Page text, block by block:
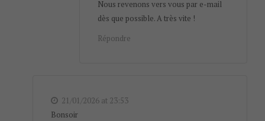
Nous revenons vers vous par e-mail
dès que possible. A très vite !
Répondre
21/01/2026 at 23:53
Bonsoir